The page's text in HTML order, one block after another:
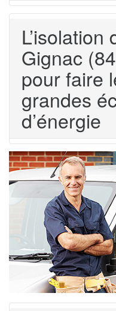
Gignac
pour faire
grandes
d’énergie